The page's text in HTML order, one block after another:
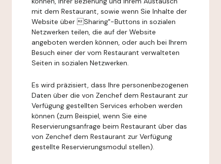
mit dem Restaurant, sowie wenn Sie Inhalte der
Website über Sharing"-Buttons in sozialen
Netzwerken teilen, die auf der Website
angeboten werden können, oder auch bei Ihrem
Besuch einer der vom Restaurant verwalteten
Seiten in sozialen Netzwerken.
Es wird präzisiert, dass Ihre personenbezogenen
Daten über die von Zenchef dem Restaurant zur
Verfügung gestellten Services erhoben werden
können (zum Beispiel, wenn Sie eine
Reservierungsanfrage beim Restaurant über das
von Zenchef dem Restaurant zur Verfügung
gestellte Reservierungsmodul stellen).